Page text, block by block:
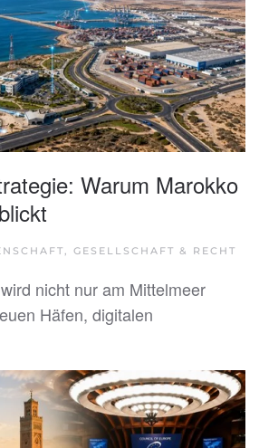
Warum Marokko
GESELLSCHAFT & RECHT
nicht nur am Mittelmeer
Häfen, digitalen